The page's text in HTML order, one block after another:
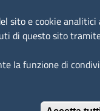
sito e cookie
di questo sito
la funzione di